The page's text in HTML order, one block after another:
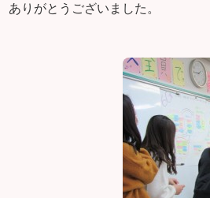
ありがとうございました。